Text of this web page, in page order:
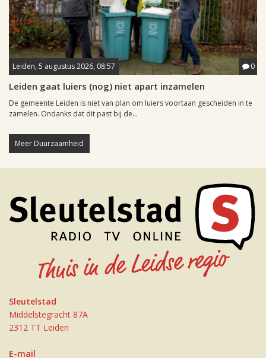
Leiden, 5 augustus 2026, 08:57 0
Leiden gaat luiers (nog) niet apart inzamelen
De gemeente Leiden is niet van plan om luiers voortaan gescheiden in te
zamelen. Ondanks dat dit past bij de...
Meer Duurzaamheid
Sleutelstad
Middelstegracht 87A
2312 TT Leiden
E-mail